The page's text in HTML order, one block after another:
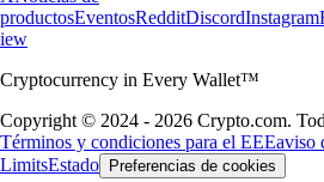
productosEventosRedditDiscordInstagram
iew
Cryptocurrency in Every Wallet™
Copyright © 2024 - 2026 Crypto.com.
Términos y condiciones para el EEEaviso
LimitsEstado Preferencias de cookies